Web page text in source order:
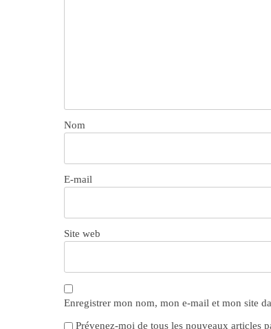
Nom
E-mail
Site web
Enregistrer mon nom, mon e-mail et mon site
Prévenez-moi de tous les nouveaux articles